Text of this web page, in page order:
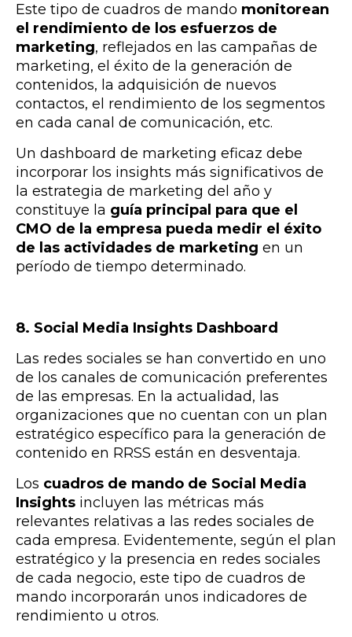
Este tipo de cuadros de mando monitorean
el rendimiento de los esfuerzos de
marketing, reflejados en las campañas de
marketing, el éxito de la generación de
contenidos, la adquisición de nuevos
contactos, el rendimiento de los segmentos
en cada canal de comunicación, etc.
Un dashboard de marketing eficaz debe
incorporar los insights más significativos de
la estrategia de marketing del año y
constituye la guía principal para que el
CMO de la empresa pueda medir el éxito
de las actividades de marketing en un
período de tiempo determinado.
8. Social Media Insights Dashboard
Las redes sociales se han convertido en uno
de los canales de comunicación preferentes
de las empresas. En la actualidad, las
organizaciones que no cuentan con un plan
estratégico específico para la generación de
contenido en RRSS están en desventaja.
Los cuadros de mando de Social Media
Insights incluyen las métricas más
relevantes relativas a las redes sociales de
cada empresa. Evidentemente, según el plan
estratégico y la presencia en redes sociales
de cada negocio, este tipo de cuadros de
mando incorporarán unos indicadores de
rendimiento u otros.